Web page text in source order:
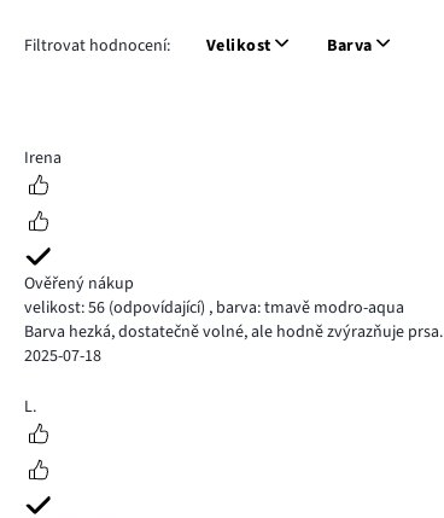
Filtrovat hodnocení: Velikost Barva
3
Irena
Ověřený nákup
velikost: 56 (odpovídající) , barva: tmavě modro-aqua
Barva hezká, dostatečně volné, ale hodně zvýrazňuje prsa.
2025-07-18
5L.